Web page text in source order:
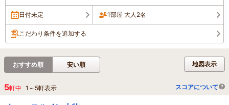
日付未定 1部屋 大人2名
こだわり条件を追加する
地図表示
おすすめ順 安い順
5軒中 1 ～ 5軒表示 スコアについて